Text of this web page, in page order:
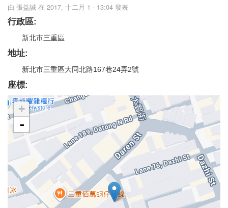
由 張益誠 在 2017, 十二月 1 - 13:04 發表
行政區:
新北市三重區
地址:
新北市三重區大同北路167巷24弄2號
座標:
+
-